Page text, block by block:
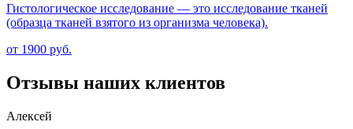
Гистологическое исследование — это исследование тканей
(образца тканей взятого из организма человека).
от 1900 руб.
Отзывы наших клиентов
Алексей